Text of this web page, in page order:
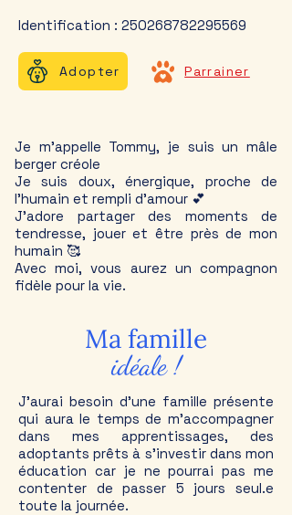
Identification : 250268782295569
Adopter Parrainer
Je m'appelle Tommy, je suis un mâle
berger créole
Je suis doux, énergique, proche de
l’humain et rempli d’amour 💕
J’adore partager des moments de
tendresse, jouer et être près de mon
humain 🥰
Avec moi, vous aurez un compagnon
fidèle pour la vie.
Ma famille
idéale !
J'aurai besoin d’une famille présente
qui aurale temps de m’accompagner
dans mes apprentissages, des
adoptants prêts à s’investir dans mon
éducation car je ne pourrai pas me
contenter de passer 5 jours seul.e
toute la journée.